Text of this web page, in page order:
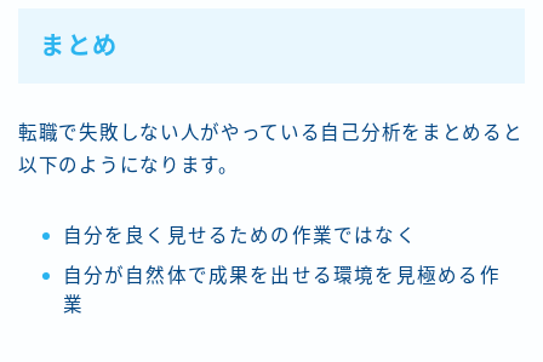
まとめ
転職で失敗しない人がやっている自己分析をまとめると
以下のようになります。
自分を良く見せるための作業ではなく
自分が自然体で成果を出せる環境を見極める作
業